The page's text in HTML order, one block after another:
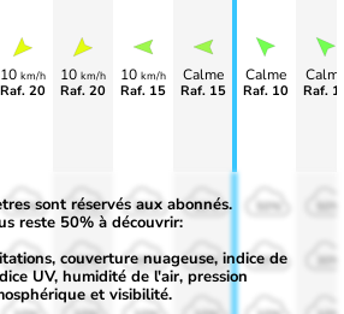
10 km/h
Raf. 20
10 km/h
Raf. 20
10 km/h
Raf. 15
Calme
Raf. 15
Calme
Raf. 10 Raf.
50%
30%
50%
30%
50%
30%
50%
30%
50%
30%
sont réservés aux abonnés.
reste 50% à découvrir:
couverture nuageuse, indice de
UV, humidité de l'air, pression
et visibilité.